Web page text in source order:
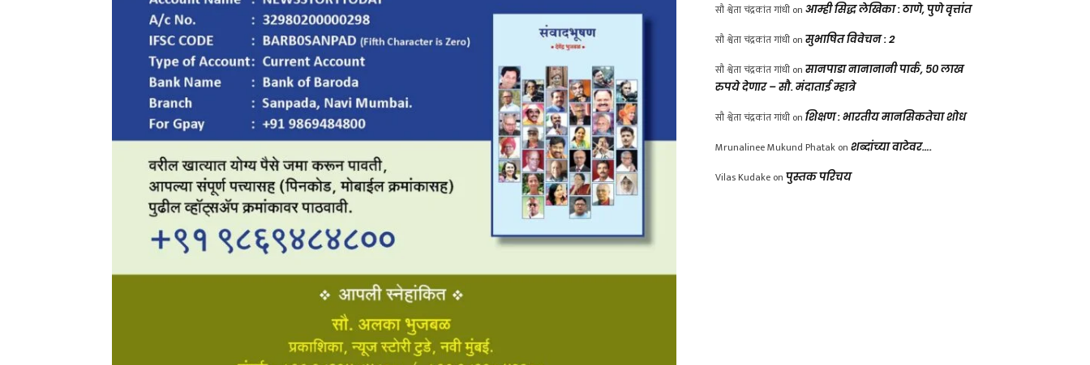
सौ श्वेता चंद्रकांत गांधी on आम्ही सिद्ध लेखिका : ठाणे, पुणे वृत्तांत
सौ श्वेता चंद्रकांत गांधी on सुभाषित विवेचन : 2
सौ श्वेता चंद्रकांत गांधी on सानपाडा नानानानी पार्क, ५० लाख
रुपये देणार – सौ. मंदाताई म्हात्रे
सौ श्वेता चंद्रकांत गांधी on शिक्षण : भारतीय मानसिकतेचा शोध
Mrunalinee Mukund Phatak on शब्दांच्या वाटेवर….
Vilas Kudake on पुस्तक परिचय